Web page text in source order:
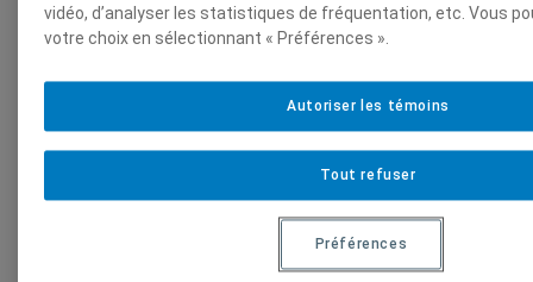
Ces arbres qui nous
font du bien
vidéo, d’analyser les statistiques de fréquentation, etc. Vous
votre choix en sélectionnant « Préférences ».
Tout refuser
Autoriser les témoins
Préférences